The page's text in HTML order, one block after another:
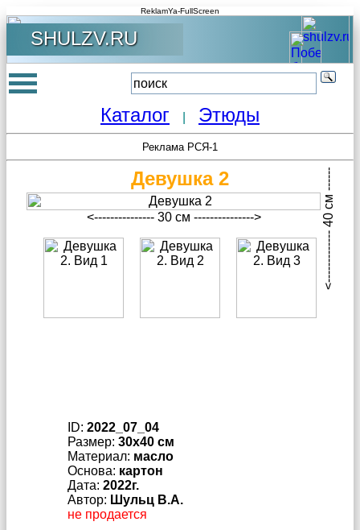
ReklamYa-FullScreen
SHULZV.RU
Каталог Этюды
Реклама РСЯ-1
Девушка 2
<--------------- 30 см ---------------> <------------- 40 см -------------->
ID: 2022_07_04
Размер: 30x40 см
Материал: масло
Основа: картон
Дата: 2022г.
Автор: Шульц В.А.
не продается